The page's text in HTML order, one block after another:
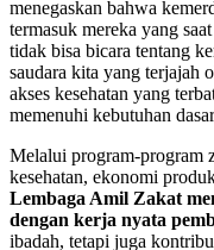
menegaskan bahwa
termasuk mereka yang
tidak bisa bicara tentang
saudara kita yang terjajah
akses kesehatan yang
memenuhi kebutuhan
Melalui program-program
kesehatan, ekonomi
Lembaga Amil Zakat
dengan kerja nyata
ibadah, tetapi juga